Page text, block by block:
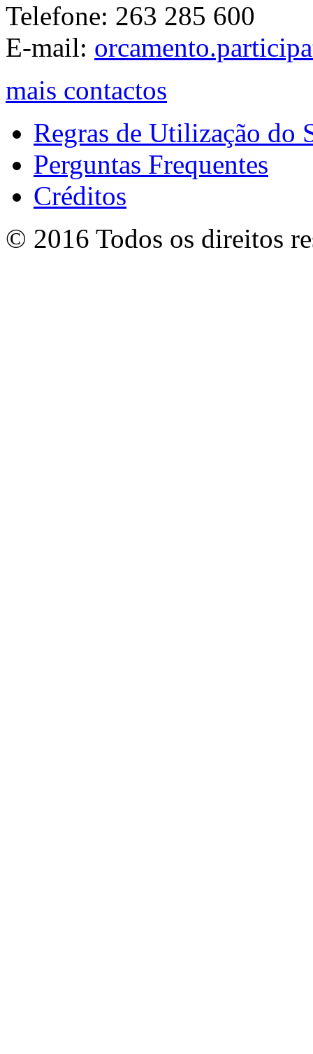
Telefone: 263 285 600
E-mail:
mais contactos
Regras de Utilização do
Perguntas Frequentes
Créditos
© 2016 Todos os direitos